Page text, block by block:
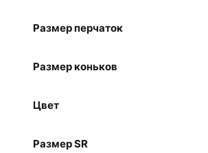
Размер перчаток
Размер коньков
Цвет
Размер SR